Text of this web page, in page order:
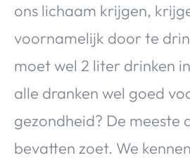
Travel
ons lichaam krijgen,
voornamelijk door te
moet wel 2 liter drinken
alle dranken wel goed
gezondheid? De meeste
bevatten zoet. We